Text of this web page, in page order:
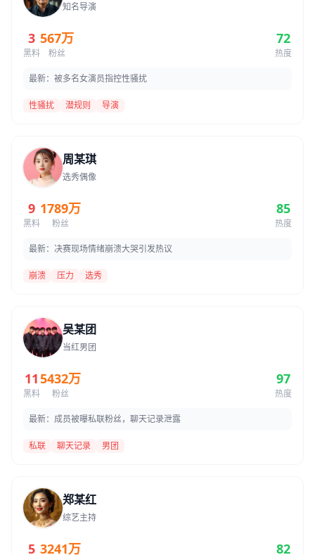
知名导演
3
黑料
567万
粉丝
72
热度
最新：被多名女演员指控性骚扰
性骚扰 潜规则 导演
周某琪
选秀偶像
9
黑料
1789万
粉丝
85
热度
最新：决赛现场情绪崩溃大哭引发热议
崩溃 压力 选秀
吴某团
当红男团
11
黑料
5432万
粉丝
97
热度
最新：成员被曝私联粉丝，聊天记录泄露
私联 聊天记录 男团
郑某红
综艺主持
5 3241万 82